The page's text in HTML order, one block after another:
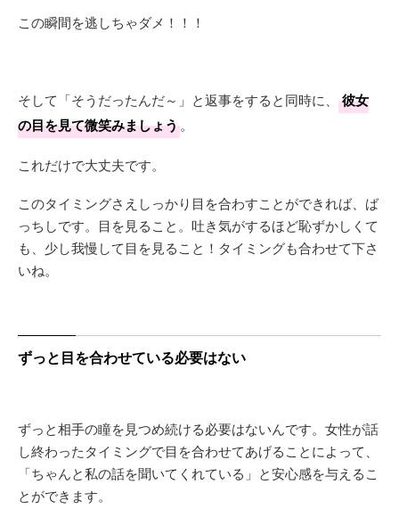
この瞬間を逃しちゃダメ！！！
そして「そうだったんだ～」と返事をすると同時に、
彼女
の目を見て微笑みましょう。
これだけで大丈夫です。
このタイミングさえしっかり目を合わすことができれば、ば
っちしです。目を見ること。吐き気がするほど恥ずかしくて
も、少し我慢して目を見ること！タイミングも合わせて下さ
いね。
ずっと目を合わせている必要はない
ずっと相手の瞳を見つめ続ける必要はないんです。女性が話
し終わったタイミングで目を合わせてあげることによって、
「ちゃんと私の話を聞いてくれている」と安心感を与えるこ
とができます。